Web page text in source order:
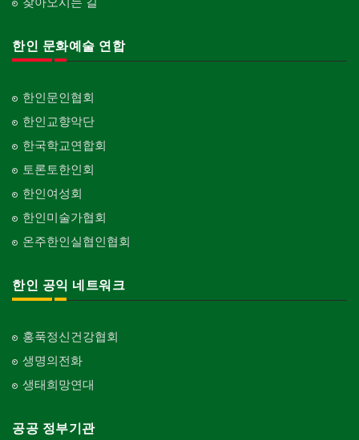
한인 문화예술 연합
한인문인협회
한인교향악단
한국학교연합회
토론토한인회
한인여성회
한인미술가협회
온주한인실협인협회
한인 공익 네트워크
홍푹정신건강협회
생명의전화
생태희망연대
공공 정부기관